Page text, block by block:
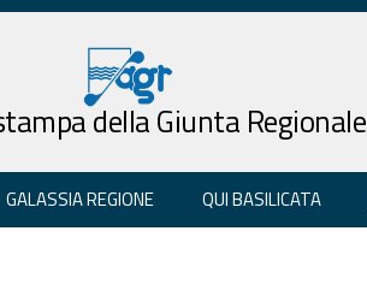
della Giunta Regionale
GALASSIA REGIONE QUI BASILICATA